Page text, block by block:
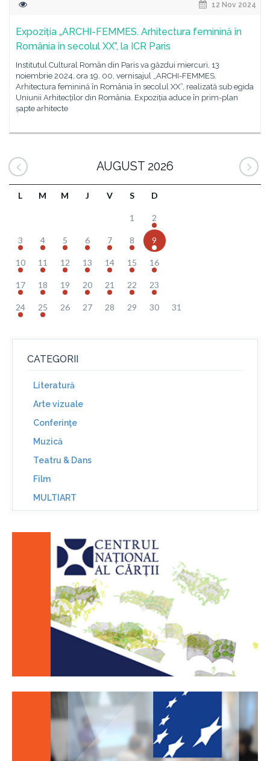
12 Nov 2024
Expoziția „ARCHI-FEMMES. Arhitectura feminină în
România în secolul XX”, la ICR Paris
Institutul Cultural Român din Paris va găzdui miercuri, 13
noiembrie 2024, ora 19. 00, vernisajul „ARCHI-FEMMES.
Arhitectura feminină în România în secolul XX”, realizată sub egida
Uniunii Arhitecților din România. Expoziția aduce în prim-plan
șapte arhitecte
AUGUST 2026
L M M J V S D
1 2
3 4 5 6 7 8 9
10 11 12 13 14 15 16
17 18 19 20 21 22 23
24 25 26 27 28 29 30 31
CATEGORII
Literatură
Arte vizuale
Conferinţe
Muzică
Teatru & Dans
Film
MULTIART